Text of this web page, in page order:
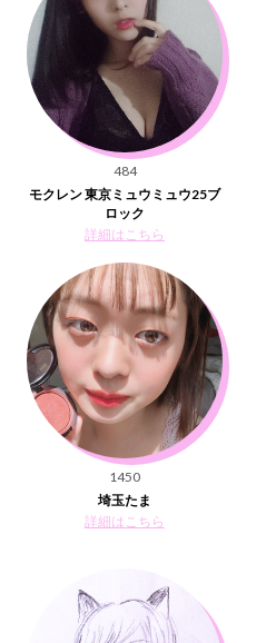
484
モクレン 東京ミュウミュウ25ブ
ロック
詳細はこちら
1450
埼玉たま
詳細はこちら